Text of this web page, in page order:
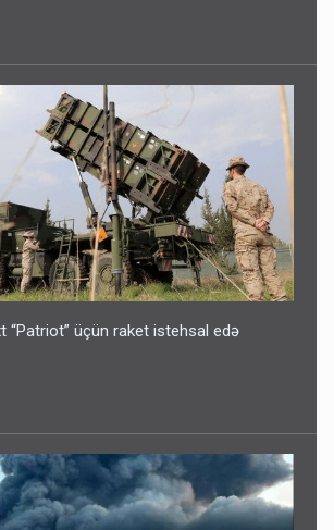
“Patriot” üçün raket istehsal edə